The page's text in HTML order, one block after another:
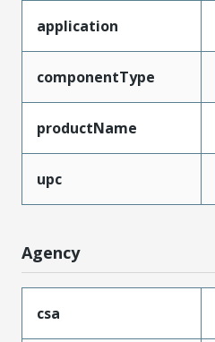
application
componentType
productName
upc
Agency
csa